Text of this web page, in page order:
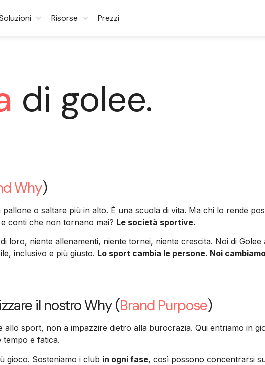
Soluzioni Risorse Prezzi
di golee.
Why)
o saltare più in alto. È una scuola di vita. Ma chi lo rende
conti che non tornano mai? Le società sportive.
loro, niente allenamenti, niente tornei, niente crescita. Noi di Golee
inclusivo e più giusto. Lo sport cambia le persone. Noi
il nostro Why (Brand Purpose)
allo sport, non a impazzire dietro alla burocrazia. Qui entriamo in
e fatica.
gioco. Sosteniamo i club in ogni fase, così possono concentrarsi